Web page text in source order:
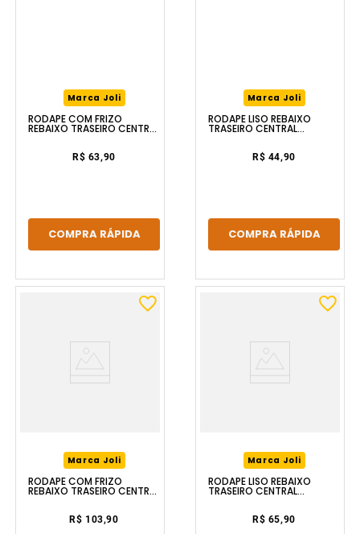
Marca Joli
RODAPÉ COM FRIZO
REBAIXO TRASEIRO CENTRAL
R$ 63,90
COMPRA RÁPIDA
Marca Joli
RODAPÉ LISO REBAIXO
TRASEIRO CENTRAL
R$ 44,90
COMPRA RÁPIDA
Marca Joli
RODAPÉ COM FRIZO
REBAIXO TRASEIRO CENTRAL
R$ 103,90
Marca Joli
RODAPÉ LISO REBAIXO
TRASEIRO CENTRAL
R$ 65,90